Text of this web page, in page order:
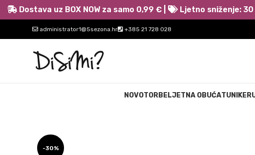
administrator1@5sezona.hr +385 21 728 028
NOVOTORBE LJETNA OBUĆATUNIKE
-30%
Dostava uz BOX NOW za samo 0,99 € | Ljetno sniženje: